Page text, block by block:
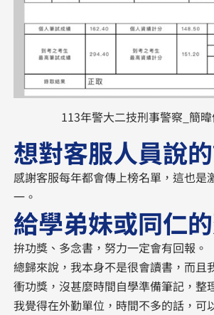
113年警大二技刑事警察_簡
想對客服人員說的
感謝客服每年都會傳上榜名單，這也是
一。
給學弟妹或同仁的
拚功獎、多念書，努力一定會有回報。
總歸來說，我本身不是很會讀書，而且
衝功獎，沒甚麼時間自學準備筆記，整
我覺得在外勤單位，時間不多的話，可